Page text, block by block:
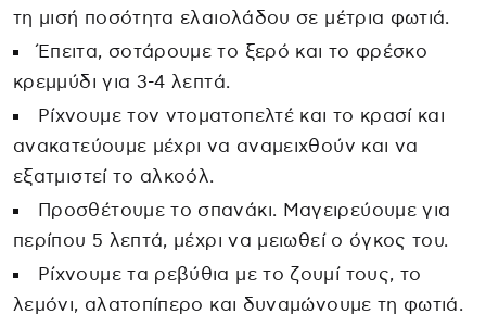
τη μισή ποσότητα ελαιολάδου σε μέτρια φωτιά.
Έπειτα, σοτάρουμε το ξερό και το φρέσκο
κρεμμύδι για 3-4 λεπτά.
Ρίχνουμε τον ντοματοπελτέ και το κρασί και
ανακατεύουμε μέχρι να αναμειχθούν και να
εξατμιστεί το αλκοόλ.
Προσθέτουμε το σπανάκι. Μαγειρεύουμε για
περίπου 5 λεπτά, μέχρι να μειωθεί ο όγκος του.
Ρίχνουμε τα ρεβύθια με το ζουμί τους, το
λεμόνι, αλατοπίπερο και δυναμώνουμε τη φωτιά.